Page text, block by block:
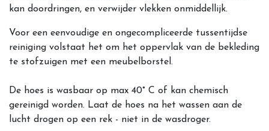
kan doordringen, en verwijder vlekken onmiddellijk.
Voor een eenvoudige en ongecompliceerde tussentijdse
reiniging volstaat het om het oppervlak van de bekleding
te stofzuigen met een meubelborstel.
De hoes is wasbaar op max 40° C of kan chemisch
gereinigd worden. Laat de hoes na het wassen aan de
lucht drogen op een rek - niet in de wasdroger.